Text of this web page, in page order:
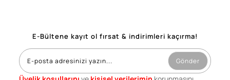
E-Bültene kayıt ol fırsat & indirimleri kaçırma!
Gönder